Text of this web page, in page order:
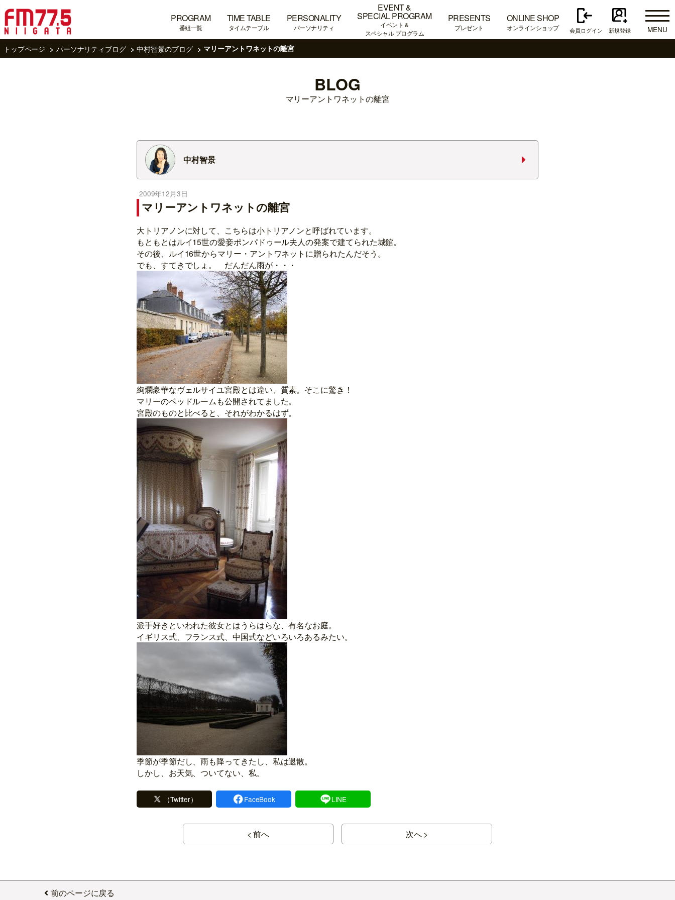
PROGRAM
番組一覧
TIME TABLE
タイムテーブル
PERSONALITY
パーソナリティ
EVENT &
SPECIAL PROGRAM
イベント &
スペシャル プログラム
PRESENTS
プレゼント
ONLINE SHOP
オンラインショップ 会員ログイン 新規登録
MENU
トップページ
パーソナリティブログ 中村智景のブログ マリーアントワネットの離宮
BLOG
マリーアントワネットの離宮
中村智景
2009年12月3日
マリーアントワネットの離宮
大トリアノンに対して、こちらは小トリアノンと呼ばれています。
もともとはルイ15世の愛妾ポンパドゥール夫人の発案で建てられた城館。
その後、ルイ16世からマリー・アントワネットに贈られたんだそう。
でも、すてきでしょ。 だんだん雨が・・・
絢爛豪華なヴェルサイユ宮殿とは違い、質素。そこに驚き！
マリーのベッドルームも公開されてました。
宮殿のものと比べると、それがわかるはず。
派手好きといわれた彼女とはうらはらな、有名なお庭。
イギリス式、フランス式、中国式などいろいろあるみたい。
季節が季節だし、雨も降ってきたし、私は退散。
しかし、お天気、ついてない、私。
（Twitter） FaceBook LINE
< 前へ 次へ >
前のページに戻る